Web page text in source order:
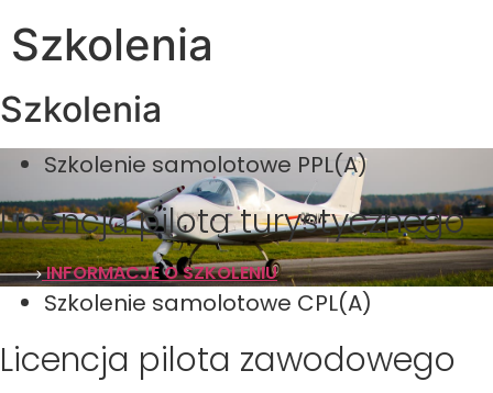
Szkolenia
Szkolenia
Szkolenie samolotowe PPL(A)
Licencja pilota turystycznego
INFORMACJE O SZKOLENIU
Szkolenie samolotowe CPL(A)
Licencja pilota zawodowego